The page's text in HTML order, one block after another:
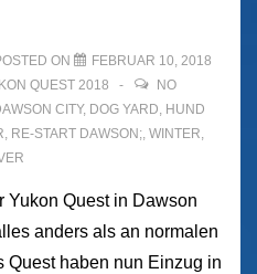
ON
FEBRUAR 10, 2018
QUEST 2018
NO
CITY, DOG YARD, HUND
, RE-START DAWSON;, WINTER,
Yukon Quest in Dawson
anders als an normalen
Quest haben nun Einzug in